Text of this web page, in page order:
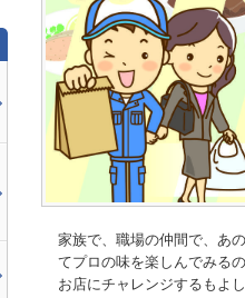
家族で、職場の仲間で、あ
てプロの味を楽しんでみる
お店にチャレンジするもよ